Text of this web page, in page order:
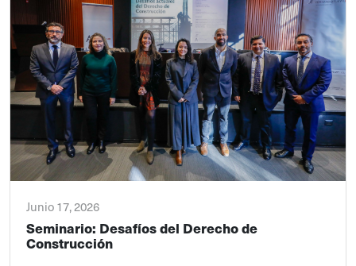
Junio 17, 2026
Seminario: Desafíos del Derecho de
Construcción